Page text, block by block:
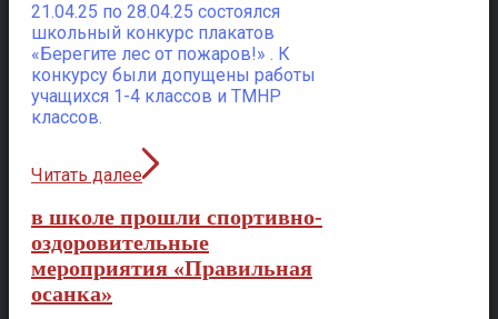
21.04.25 по 28.04.25 состоялся
школьный конкурс плакатов
«Берегите лес от пожаров!» . К
конкурсу были допущены работы
учащихся 1-4 классов и ТМНР
классов.
Читать далее
в школе прошли спортивно-
оздоровительные
мероприятия «Правильная
осанка»